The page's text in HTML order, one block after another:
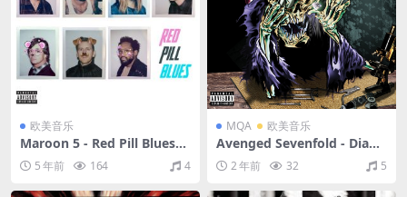
欧美音乐
Maroon 5 - Red Pill Blues
(Deluxe)（2017/FLAC/分轨/
674M）
5 年前 164 4
MQA 欧美音乐
Avenged Sevenfold - Diam
onds in the Rough（2020/F
LAC/分轨/932M）(MQA/24b
it/44.1kHz)
2 年前 32 5